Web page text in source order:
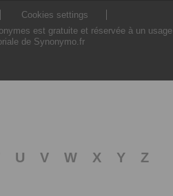
Cookies settings
est gratuite et réservée à un usage
de Synonymo.fr
U V W X Y
Z